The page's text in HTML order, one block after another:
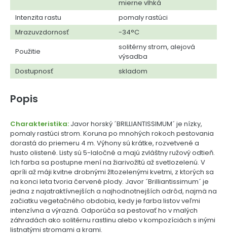
mierne vlhká
Intenzita rastu
pomaly rastúci
Mrazuvzdornosť
-34°C
Použitie
solitérny strom, alejová
výsadba
Dostupnosť
skladom
Popis
Charakteristika: Javor horský ´BRILLIANTISSIMUM´ je nízky,
pomaly rastúci strom. Koruna po mnohých rokoch pestovania
dorastá do priemeru 4 m. Výhony sú krátke, rozvetvené a
husto olistené. Listy sú 5-laločné a majú zvláštny ružový odtieň.
Ich farba sa postupne mení na žiarivožltú až svetlozelenú. V
apríli až máji kvitne drobnými žltozelenými kvetmi, z ktorých sa
na konci leta tvoria červené plody. Javor ´Brilliantissimum´ je
jedna z najatraktívnejších a najhodnotnejších odrôd, najmä na
začiatku vegetačného obdobia, kedy je farba listov veľmi
intenzívna a výrazná. Odporúča sa pestovať ho v malých
záhradách ako solitérnu rastlinu alebo v kompozíciách s inými
listnatými stromami a krami.